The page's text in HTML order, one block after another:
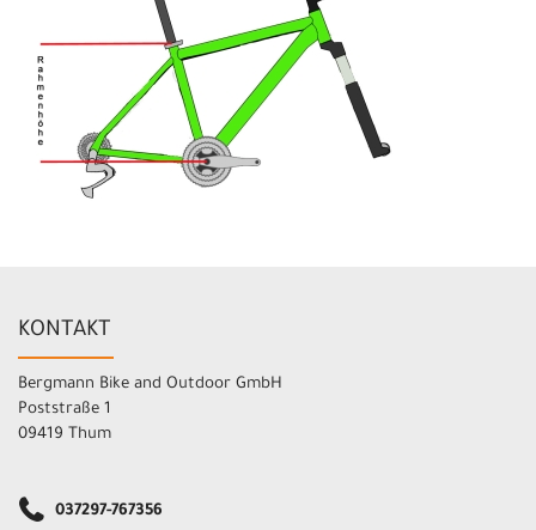
KONTAKT
Bergmann Bike and Outdoor GmbH
Poststraße 1
09419 Thum
037297-767356